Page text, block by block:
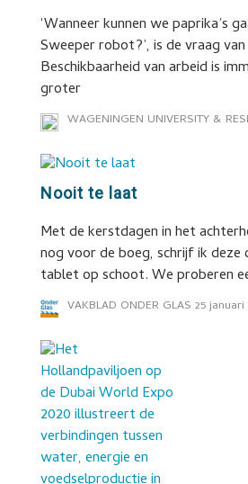
‘Wanneer kunnen we paprika’s
Sweeper robot?’, is de vraag
Beschikbaarheid van arbeid is
groter
WAGENINGEN UNIVERSITY &
Nooit te laat
Met de kerstdagen in het
nog voor de boeg, schrijf ik deze
tablet op schoot. We proberen
VAKBLAD ONDER GLAS 25 januari